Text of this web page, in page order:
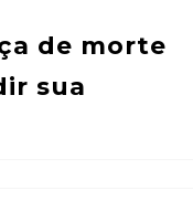
de morte
sua